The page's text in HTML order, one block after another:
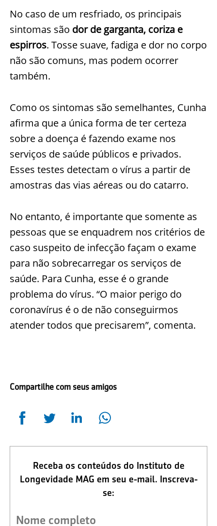
No caso de um resfriado, os principais
sintomas são dor de garganta, coriza e
espirros. Tosse suave, fadiga e dor no corpo
não são comuns, mas podem ocorrer
também.
Como os sintomas são semelhantes, Cunha
afirma que a única forma de ter certeza
sobre a doença é fazendo exame nos
serviços de saúde públicos e privados.
Esses testes detectam o vírus a partir de
amostras das vias aéreas ou do catarro.
No entanto, é importante que somente as
pessoas que se enquadrem nos critérios de
caso suspeito de infecção façam o exame
para não sobrecarregar os serviços de
saúde. Para Cunha, esse é o grande
problema do vírus. “O maior perigo do
coronavírus é o de não conseguirmos
atender todos que precisarem”, comenta.
Compartilhe com seus amigos
Receba os conteúdos do Instituto de
Longevidade MAG em seu e-mail. Inscreva-
se: